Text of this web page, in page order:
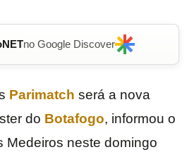
no Google Discover
Parimatch será a nova
do Botafogo, informou o
Medeiros neste domingo